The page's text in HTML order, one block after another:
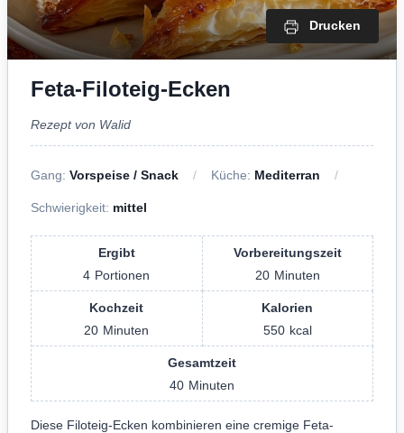
Drucken
Feta-Filoteig-Ecken
Rezept von Walid
Gang: Vorspeise / Snack Küche: Mediterran
Schwierigkeit: mittel
Ergibt
4 Portionen
Vorbereitungszeit
20 Minuten
Kochzeit
20 Minuten
Kalorien
550 kcal
Gesamtzeit
40 Minuten
Diese Filoteig-Ecken kombinieren eine cremige Feta-